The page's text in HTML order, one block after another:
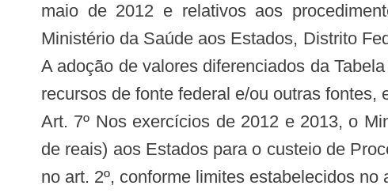
maio de 2012 e relativos aos
Ministério da Saúde aos Estados, Distrito
A adoção de valores diferenciados da
recursos de fonte federal e/ou outras fontes,
Art. 7º Nos exercícios de 2012 e 2013, o
de reais) aos Estados para o custeio de
no art. 2º, conforme limites estabelecidos no